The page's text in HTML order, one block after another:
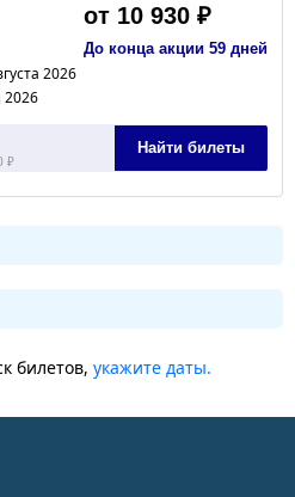
от 10 930 ₽
До конца акции 59 дней
2026
2026
₽
Найти билеты
билетов, укажите даты.